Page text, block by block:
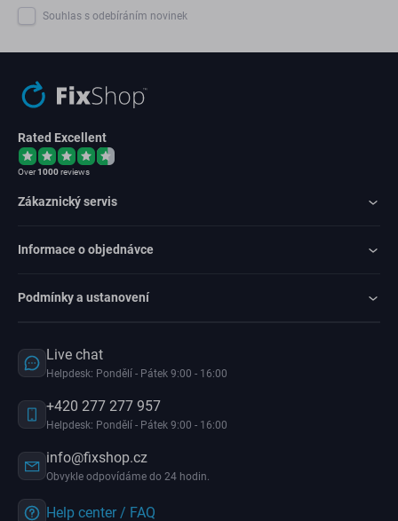
Souhlas s odebíráním novinek
Rated Excellent
Over1000reviews
Zákaznický servis
Informace o objednávce
Podmínky a ustanovení
Live chat
Helpdesk: Pondělí - Pátek 9:00 - 16:00
+420 277 277 957
Helpdesk: Pondělí - Pátek 9:00 - 16:00
info@fixshop.cz
Obvykle odpovídáme do 24 hodin.
Help center / FAQ